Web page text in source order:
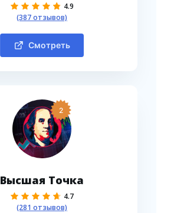
4.9
(387 отзывов)
Смотреть
2
Высшая Точка
4.7
(281 отзывов)